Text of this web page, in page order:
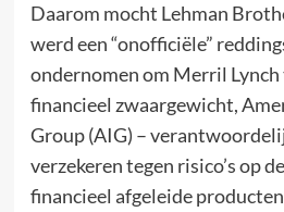
Daarom mocht Lehman
werd een “onofficiële”
ondernomen om Merril Lynch
financieel zwaargewicht,
Group (AIG) –
verzekeren tegen risico’s op
financieel afgeleide